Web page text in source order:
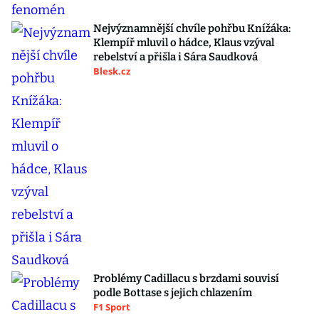
Nejvýznamnější chvíle pohřbu Knížáka:
Klempíř mluvil o hádce, Klaus vzýval
rebelství a přišla i Sára Saudková
Blesk.cz
Problémy Cadillacu s brzdami souvisí
podle Bottase s jejich chlazením
F1 Sport